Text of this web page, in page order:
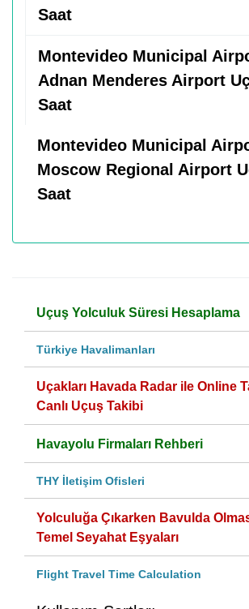
Saat
Montevideo Municipal
Adnan Menderes Airport
Saat
Montevideo Municipal
Moscow Regional Airport
Saat
Uçuş Yolculuk Süresi Hesaplama
Türkiye Havalimanları
Uçakları Havada Radar ile Online
Canlı Uçuş Takibi
Havayolu Firmaları Rehberi
THY İletişim Ofisleri
Yolculuğa Çıkarken Bavulda
Temel Seyahat Eşyaları
Flight Travel Time Calculation